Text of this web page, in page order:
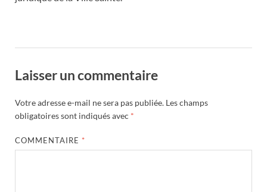
Laisser un commentaire
Votre adresse e-mail ne sera pas publiée. Les champs
obligatoires sont indiqués avec *
COMMENTAIRE *